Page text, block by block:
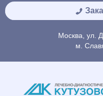
Москва, ул.
м.